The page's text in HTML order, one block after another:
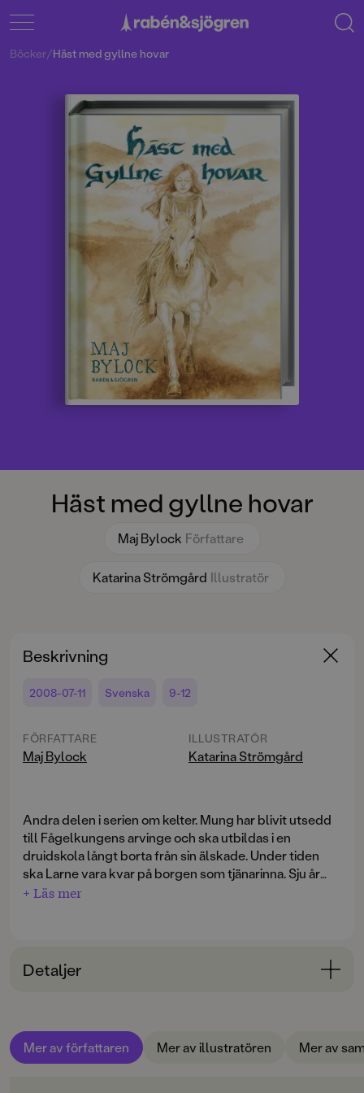
Häst med gyllne hovar
Maj Bylock Författare
Katarina Strömgård Illustratör
Böcker/Häst med gyllne hovar
Beskrivning
2008-07-11 Svenska 9-12
FÖRFATTARE
Maj Bylock
ILLUSTRATÖR
Katarina Strömgård
Andra delen i serien om kelter. Mung har blivit utsedd
till Fågelkungens arvinge och ska utbildas i en
druidskola långt borta från sin älskade. Under tiden
ska Larne vara kvar på borgen som tjänarinna. Sju år
känns som en evighet. Men i borgens stall finns Epon,
+ Läs mer
Detaljer
ÅLDERSGRUPP
9-12
Mer av författaren Mer av illustratören Mer av